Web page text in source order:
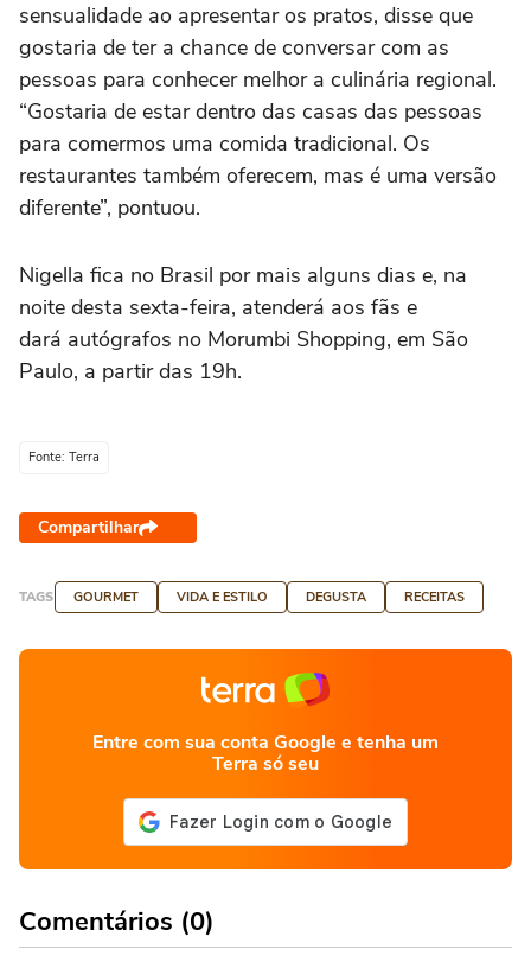
sensualidade ao apresentar os pratos, disse que
gostaria de ter a chance de conversar com as
pessoas para conhecer melhor a culinária regional.
“Gostaria de estar dentro das casas das pessoas
para comermos uma comida tradicional. Os
restaurantes também oferecem, mas é uma versão
diferente”, pontuou.
Nigella fica no Brasil por mais alguns dias e, na
noite desta sexta-feira, atenderá aos fãs e
dará autógrafos no Morumbi Shopping, em São
Paulo, a partir das 19h.
Fonte: Terra
Compartilhar
TAGS GOURMET VIDA E ESTILO DEGUSTA RECEITAS
Entre com sua conta Google e tenha um
Terra só seu
Comentários (0)